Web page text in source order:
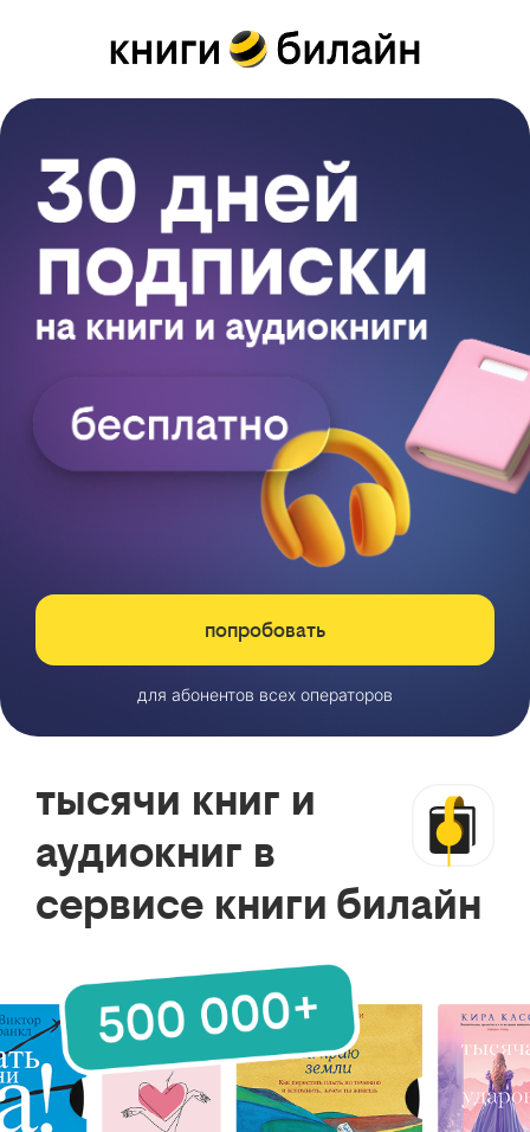
попробовать
для абонентов всех операторов
тысячи книг и
аудиокниг в
сервисе книги билайн